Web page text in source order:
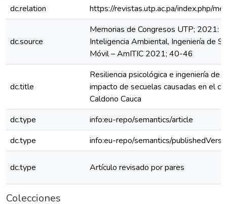
dc.relation https://revistas.utp.ac.pa/index.php/
dc.source
Memorias de Congresos UTP; 2021:
Inteligencia Ambiental, Ingeniería de
Móvil – AmITIC 2021; 40-46
dc.title
Resiliencia psicológica e ingeniería de
impacto de secuelas causadas en el
Caldono Cauca
dc.type
info:eu-repo/semantics/article
dc.type
info:eu-repo/semantics/
dc.type Artículo revisado por pares
Colecciones